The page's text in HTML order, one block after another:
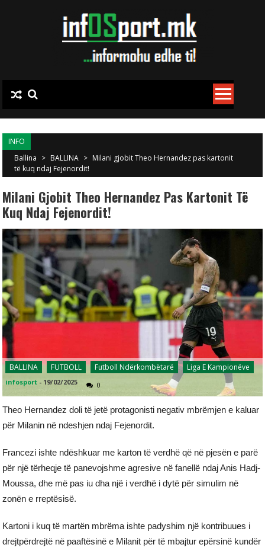
INFO
Ballina > BALLINA > Milani gjobit Theo Hernandez pas kartonit
të kuq ndaj Fejenordit!
Milani Gjobit Theo Hernandez Pas Kartonit Të
Kuq Ndaj Fejenordit!
BALLINA FUTBOLL Futboll Ndërkombëtarë Liga E Kampionëve
infosport - 19/02/2025 0
Theo Hernandez doli të jetë protagonisti negativ mbrëmjen e kaluar
për Milanin në ndeshjen ndaj Fejenordit.
Francezi ishte ndëshkuar me karton të verdhë që në pjesën e parë
për një tërheqje të panevojshme agresive në fanellë ndaj Anis Hadj-
Moussa, dhe më pas iu dha një i verdhë i dytë për simulim në
zonën e rreptësisë.
Kartoni i kuq të martën mbrëma ishte padyshim një kontribuues i
drejtpërdrejtë në paaftësinë e Milanit për të mbajtur epërsinë kundër